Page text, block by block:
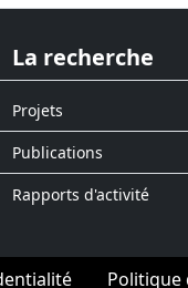
La recherche
Projets
Publications
Rapports d'activité
Politique